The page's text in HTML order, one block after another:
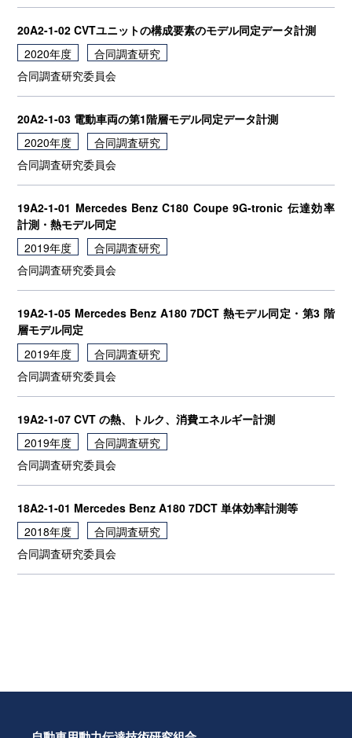
20A2-1-02 CVTユニットの構成要素のモデル同定データ計測
2020年度
合同調査研究
合同調査研究委員会
20A2-1-03 電動車両の第1階層モデル同定データ計測
2020年度
合同調査研究
合同調査研究委員会
19A2-1-01 Mercedes Benz C180 Coupe 9G-tronic 伝達効率
計測・熱モデル同定
2019年度
合同調査研究
合同調査研究委員会
19A2-1-05 Mercedes Benz A180 7DCT 熱モデル同定・第3 階
層モデル同定
2019年度
合同調査研究
合同調査研究委員会
19A2-1-07 CVT の熱、トルク、消費エネルギー計測
2019年度
合同調査研究
合同調査研究委員会
18A2-1-01 Mercedes Benz A180 7DCT 単体効率計測等
2018年度
合同調査研究
合同調査研究委員会